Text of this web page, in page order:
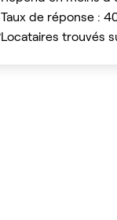
Taux de réponse :
Locataires trouvés